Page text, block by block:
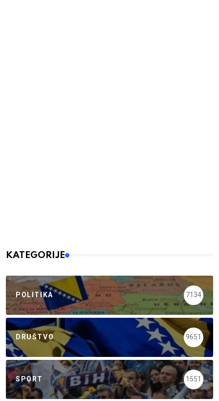
KATEGORIJE
POLITIKA 7134
DRUŠTVO 9651
SPORT 1551